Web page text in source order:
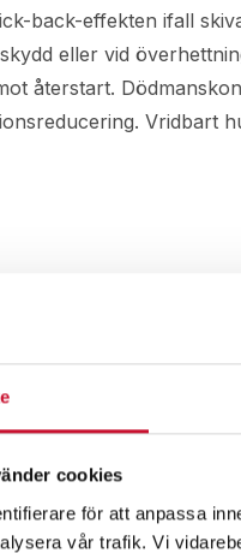
cookies
för att anpassa
vår trafik. Vi
back-effekten ifall
eller vid
återstart.
Vridbart